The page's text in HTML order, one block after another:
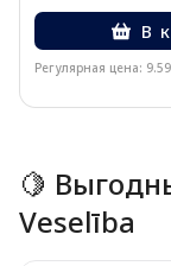
В
Регулярная цена:
🍋
Veselība